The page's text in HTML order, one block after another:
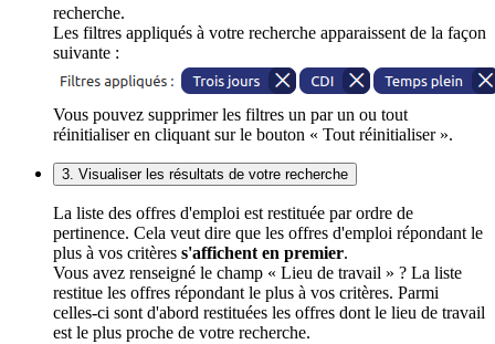
recherche.
Les filtres appliqués à votre recherche apparaissent de la façon
suivante :
Vous pouvez supprimer les filtres un par un ou tout
réinitialiser en cliquant sur le bouton « Tout réinitialiser ».
3. Visualiser les résultats de votre recherche
La liste des offres d'emploi est restituée par ordre de
pertinence. Cela veut dire que les offres d'emploi répondant le
plus à vos critères s'affichent en premier.
Vous avez renseigné le champ « Lieu de travail » ? La liste
restitue les offres répondant le plus à vos critères. Parmi
celles-ci sont d'abord restituées les offres dont le lieu de travail
est le plus proche de votre recherche.